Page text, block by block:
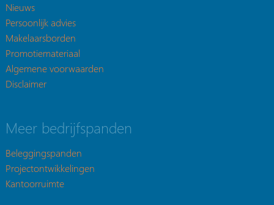
Nieuws
Persoonlijk advies
Makelaarsborden
Promotiemateriaal
Algemene voorwaarden
Disclaimer
Meer bedrijfspanden
Beleggingspanden
Projectontwikkelingen
Kantoorruimte